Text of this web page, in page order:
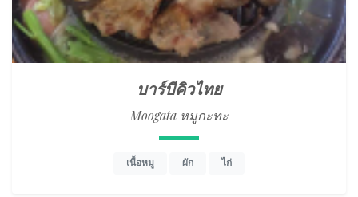
บาร์บีคิวไทย
Moogata หมูกะทะ
เนื้อหมู ผัก ไก่